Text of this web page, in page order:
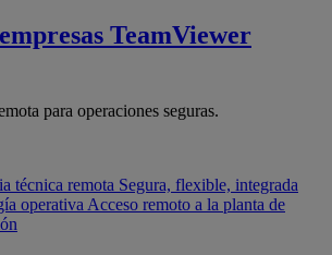
TeamViewer
para operaciones seguras.
técnica remota Segura, flexible, integrada
operativa Acceso remoto a la planta de